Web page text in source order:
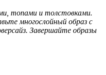
топами и толстовками.
многослойный образ с
Завершайте образы